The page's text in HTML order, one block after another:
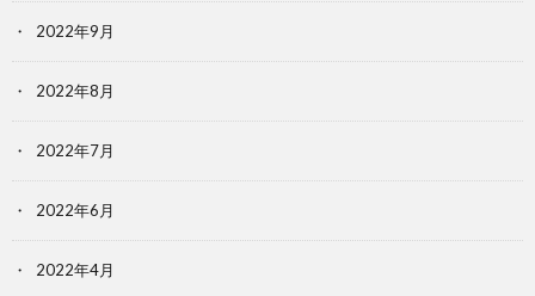
2022年9月
2022年8月
2022年7月
2022年6月
2022年4月